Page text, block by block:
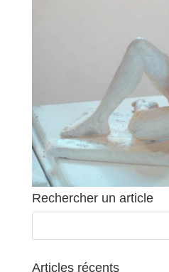
Rechercher un article
Articles récents